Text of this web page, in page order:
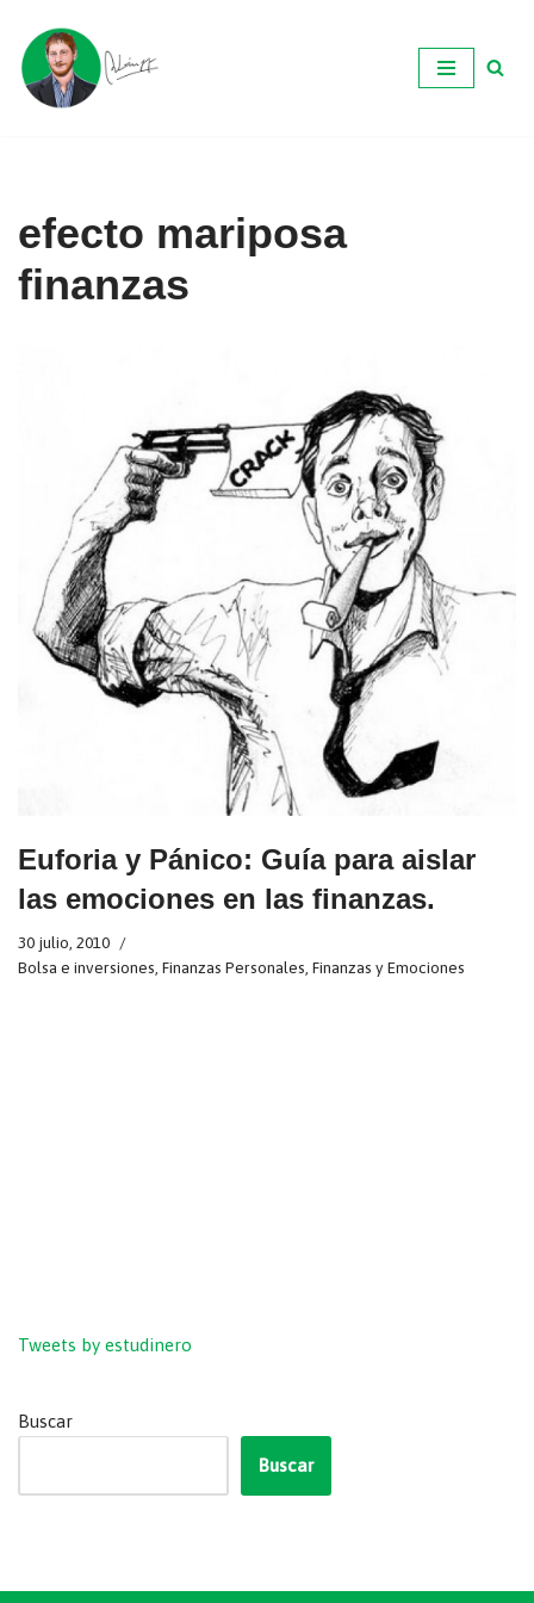
Ir
al
efecto mariposa
finanzas
Euforia y Pánico: Guía para aislar
las emociones en las finanzas.
30 julio, 2010
Bolsa e inversiones Finanzas Personales Finanzas y Emociones
Tweets by estudinero
Buscar
Buscar